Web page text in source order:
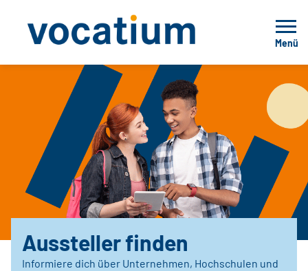
Menü
Aussteller finden
Informiere dich über Unternehmen, Hochschulen und